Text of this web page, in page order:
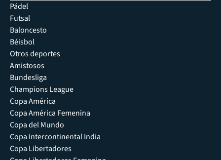
Pádel
Futsal
Baloncesto
Béisbol
Otros deportes
Amistosos
Bundesliga
Champions League
Copa América
Copa América Femenina
Copa del Mundo
Copa Intercontinental India
Copa Libertadores